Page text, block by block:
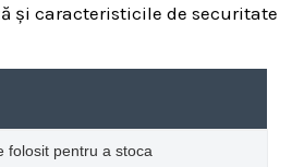
și caracteristicile de securitate
folosit pentru a stoca